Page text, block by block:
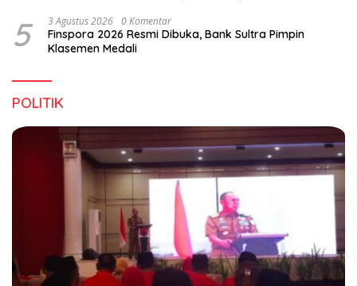
5 3 Agustus 2026 0 Komentar
Finspora 2026 Resmi Dibuka, Bank Sultra Pimpin
Klasemen Medali
POLITIK